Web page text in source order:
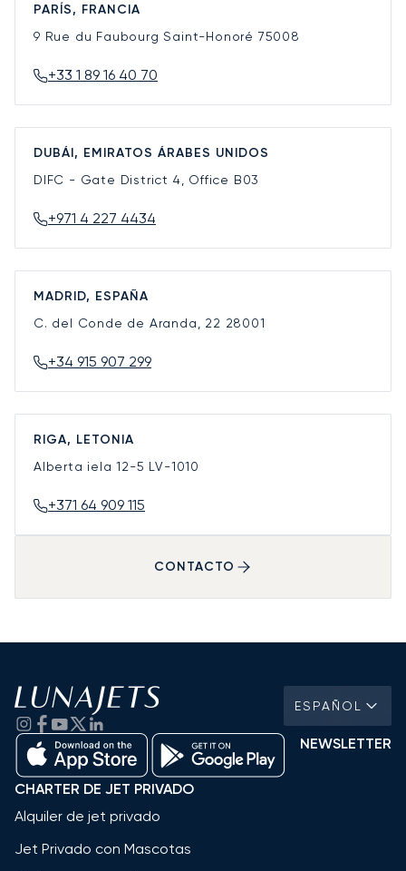
PARÍS, FRANCIA
9 Rue du Faubourg Saint-Honoré 75008
+33 1 89 16 40 70
DUBÁI, EMIRATOS ÁRABES UNIDOS
DIFC - Gate District 4, Office B03
+971 4 227 4434
MADRID, ESPAÑA
C. del Conde de Aranda, 22 28001
+34 915 907 299
RIGA, LETONIA
Alberta iela 12-5 LV-1010
+371 64 909 115
CONTACTO
ESPAÑOL
NEWSLETTER
CHARTER DE JET PRIVADO
Alquiler de jet privado
Jet Privado con Mascotas